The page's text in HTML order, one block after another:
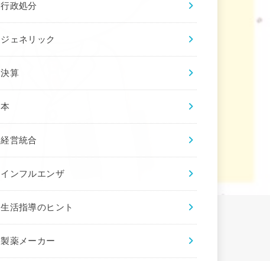
行政処分
ジェネリック
決算
本
経営統合
インフルエンザ
生活指導のヒント
製薬メーカー